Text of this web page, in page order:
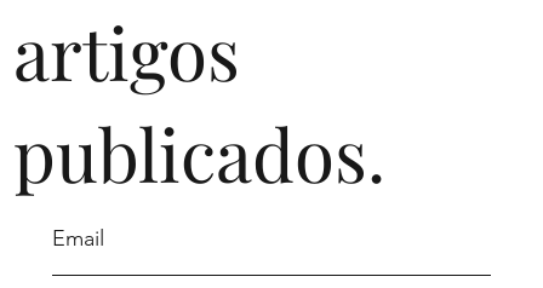
artigos
publicados.